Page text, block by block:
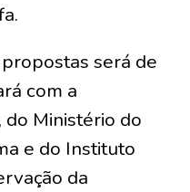
será de
com a
do Ministério do
e do Instituto
da